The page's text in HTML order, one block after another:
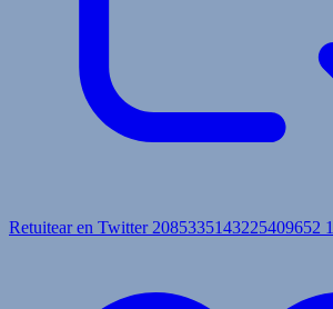
Retuitear en Twitter 2085335143225409652 1